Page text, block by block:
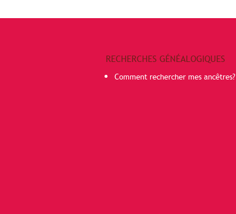
RECHERCHES GÉNÉALOGIQUES
Comment rechercher mes ancêtres?